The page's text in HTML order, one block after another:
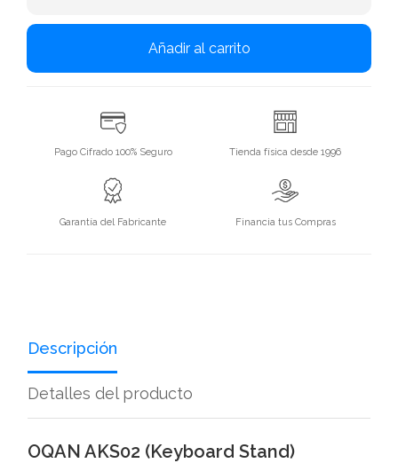
Añadir al carrito
Pago Cifrado 100% Seguro Tienda física desde 1996
Garantía del Fabricante Financia tus Compras
Descripción
Detalles del producto
OQAN AKS02 (Keyboard Stand)